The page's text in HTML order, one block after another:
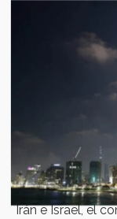
Irán e Israel, el